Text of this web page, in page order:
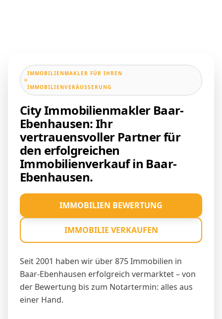
IMMOBILIENMAKLER FÜR IHREN
IMMOBILIENVERÄUSSERUNG
City Immobilienmakler Baar-
Ebenhausen: Ihr
vertrauensvoller Partner für
den erfolgreichen
Immobilienverkauf in Baar-
Ebenhausen.
Seit 2001 haben wir über 875 Immobilien in
Baar-Ebenhausen erfolgreich vermarktet – von
der Bewertung bis zum Notartermin: alles aus
einer Hand.
IMMOBILIEN BEWERTUNG
IMMOBILIE VERKAUFEN